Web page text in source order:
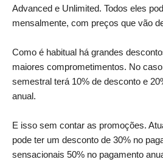
Advanced e Unlimited. Todos eles
mensalmente, com preços que vão
Como é habitual há grandes
maiores comprometimentos. No
semestral terá 10% de desconto e
anual.
E isso sem contar as promoções.
pode ter um desconto de 30% no
sensacionais 50% no pagamento